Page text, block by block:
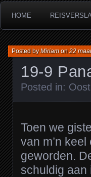
HOME
19-9
Posted byMiriamon22
Posted in:
Toen we
van m’n
geworden.
schuldig aan